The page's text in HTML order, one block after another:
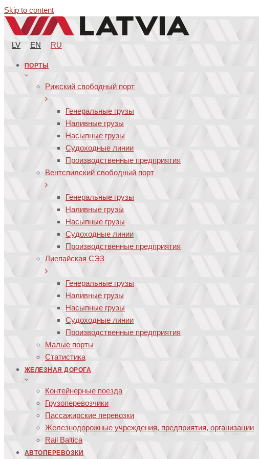
Skip to content
LV EN RU
ПОРТЫ
Рижский свободный порт
Генеральные грузы
Наливные грузы
Насыпные грузы
Судоходные линии
Производственные предприятия
Вентспилский свободный порт
Генеральные грузы
Наливные грузы
Насыпные грузы
Судоходные линии
Производственные предприятия
Лиепайская СЭЗ
Генеральные грузы
Наливные грузы
Насыпные грузы
Судоходные линии
Производственные предприятия
Малые порты
Статистика
ЖЕЛЕЗНАЯ ДОРОГА
Контейнерные поезда
Грузоперевозчики
Пассажирские перевозки
Железнодорожные учреждения, предприятия, организации
Rail Baltica
АВТОПЕРЕВОЗКИ